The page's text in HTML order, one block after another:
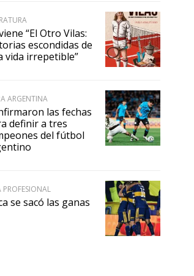
“El Otro Vilas:
escondidas de
vida irrepetible”
ARGENTINA
las fechas
definir a tres
del fútbol
PROFESIONAL
se sacó las ganas